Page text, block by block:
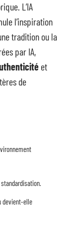
L’IA
l’inspiration
tradition ou la
par IA,
et
de
devient-elle